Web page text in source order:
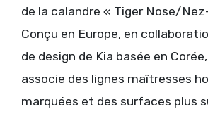
de la calandre « Tiger Nose/
Conçu en Europe, en
de design de Kia basée en
associe des lignes maîtresses
marquées et des surfaces plus